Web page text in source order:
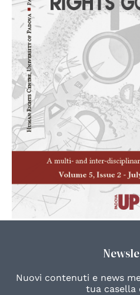
Nuovi contenuti e news
tua casella